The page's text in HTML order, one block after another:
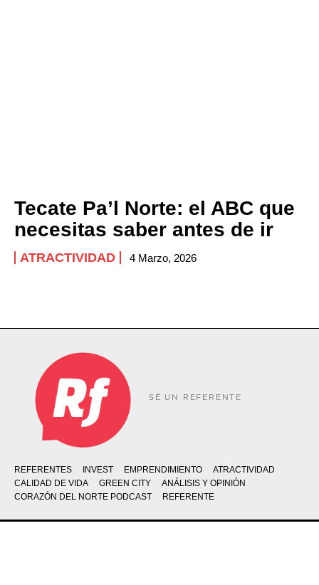
Tecate Pa’l Norte: el ABC que
necesitas saber antes de ir
ATRACTIVIDAD 4 Marzo, 2026
SÉ UN REFERENTE
REFERENTES INVEST EMPRENDIMIENTO
ATRACTIVIDAD
CALIDAD DE VIDA
GREEN CITY
ANÁLISIS Y OPINIÓN
CORAZÓN DEL NORTE PODCAST
REFERENTE